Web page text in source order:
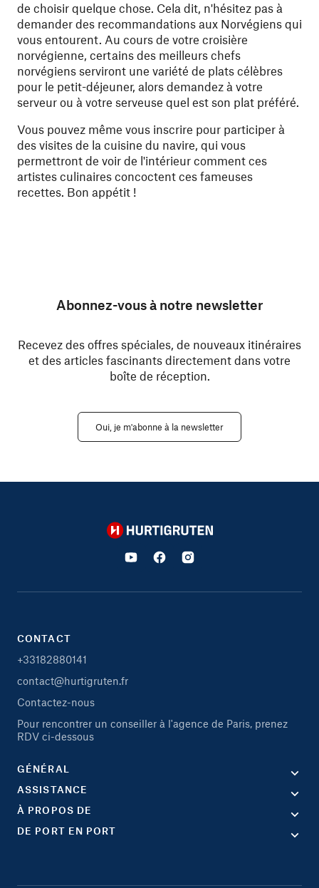
de choisir quelque chose. Cela dit, n'hésitez pas à
demander des recommandations aux Norvégiens qui
vous entourent. Au cours de votre croisière
norvégienne, certains des meilleurs chefs
norvégiens serviront une variété de plats célèbres
pour le petit-déjeuner, alors demandez à votre
serveur ou à votre serveuse quel est son plat préféré.
Vous pouvez même vous inscrire pour participer à
des visites de la cuisine du navire, qui vous
permettront de voir de l'intérieur comment ces
artistes culinaires concoctent ces fameuses
recettes. Bon appétit !
Abonnez-vous à notre newsletter
Recevez des offres spéciales, de nouveaux itinéraires
et des articles fascinants directement dans votre
boîte de réception.
Oui, je m'abonne à la newsletter
Hurtigruten
CONTACT
+33182880141
contact@hurtigruten.fr
Contactez-nous
Pour rencontrer un conseiller à l'agence de Paris, prenez
RDV ci-dessous
GÉNÉRAL
ASSISTANCE
À PROPOS DE
DE PORT EN PORT